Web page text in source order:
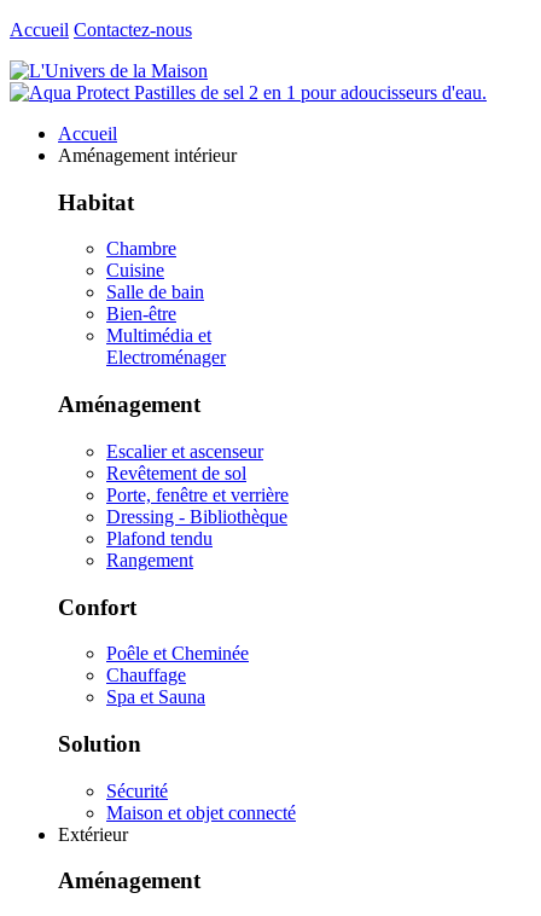
Accueil Contactez-nous
Accueil
Aménagement intérieur
Habitat
Chambre
Cuisine
Salle de bain
Bien-être
Multimédia et
Electroménager
Aménagement
Escalier et ascenseur
Revêtement de sol
Porte, fenêtre et verrière
Dressing - Bibliothèque
Plafond tendu
Rangement
Confort
Poêle et Cheminée
Chauffage
Spa et Sauna
Solution
Sécurité
Maison et objet connecté
Extérieur
Aménagement